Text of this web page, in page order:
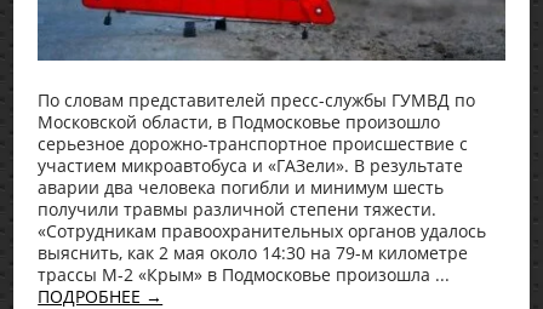
По словам представителей пресс-службы ГУМВД по
Московской области, в Подмосковье произошло
серьезное дорожно-транспортное происшествие с
участием микроавтобуса и «ГАЗели». В результате
аварии два человека погибли и минимум шесть
получили травмы различной степени тяжести.
«Сотрудникам правоохранительных органов удалось
выяснить, как 2 мая около 14:30 на 79-м километре
трассы М-2 «Крым» в Подмосковье произошла ...
ПОДРОБНЕЕ →